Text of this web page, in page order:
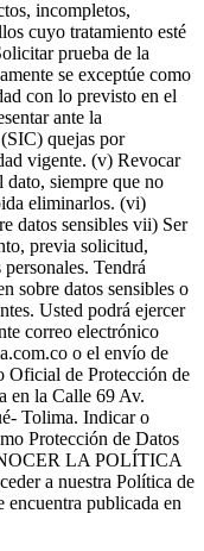
incompletos,
cuyo tratamiento esté
prueba de la
se exceptúe como
con lo previsto en el
ante la
quejas por
vigente. (v) Revocar
siempre que no
eliminarlos. (vi)
datos sensibles vii) Ser
previa solicitud,
Tendrá
sobre datos sensibles o
Usted podrá ejercer
correo electrónico
o el envío de
Oficial de Protección de
en la Calle 69 Av.
Tolima. Indicar o
Protección de Datos
LA POLÍTICA
a nuestra Política de
encuentra publicada en